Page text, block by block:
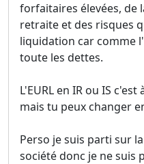
forfaitaires élevées, de
retraite et des risques
liquidation car comme
toute les dettes.
L'EURL en IR ou IS
mais tu peux changer
Perso je suis parti sur
société donc je ne suis